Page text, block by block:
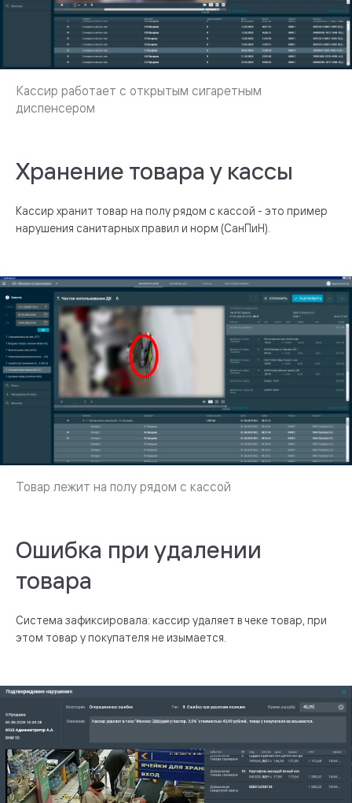
Хранение товара у кассы
Кассир хранит товар на полу рядом с кассой - это пример
нарушения санитарных правил и норм (СанПиН).
Ошибка при удалении
товара
Система зафиксировала: кассир удаляет в чеке товар, при
этом товар у покупателя не изымается.